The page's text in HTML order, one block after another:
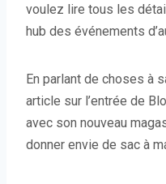
voulez lire tous les
hub des événements
En parlant de choses à
article sur l’entrée de
avec son nouveau
donner envie de sac à